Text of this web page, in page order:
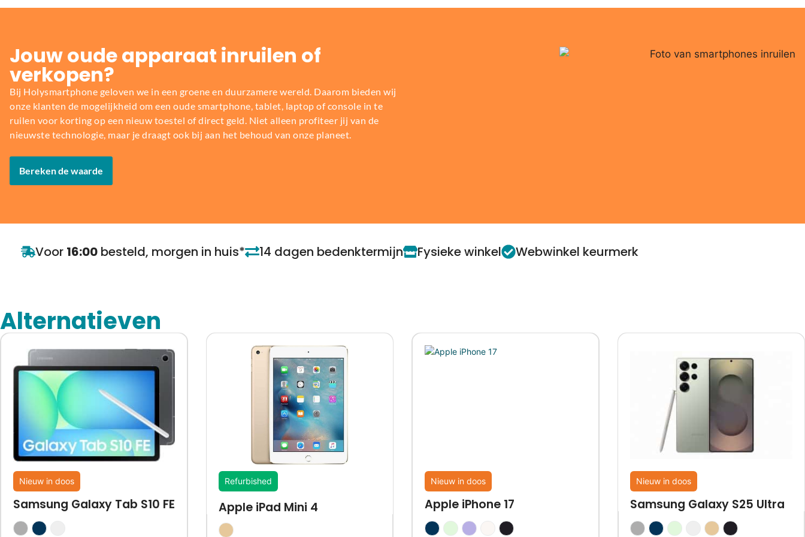
Jouw oude apparaat inruilen of
verkopen?
Bij Holysmartphone geloven we in een groene en duurzamere wereld. Daarom bieden wij
onze klanten de mogelijkheid om een oude smartphone, tablet, laptop of console in te
ruilen voor korting op een nieuw toestel of direct geld. Niet alleen profiteer jij van de
nieuwste technologie, maar je draagt ook bij aan het behoud van onze planeet.
Bereken de waarde
Voor 16:00 besteld, morgen in huis* 14 dagen bedenktermijn Fysieke winkel Webwinkel keurmerk
Alternatieven
Nieuw in doos
Samsung Galaxy Tab S10 FE
Refurbished
Apple iPad Mini 4
Nieuw in doos
Apple iPhone 17
Nieuw in doos
Samsung Galaxy S25 Ultra